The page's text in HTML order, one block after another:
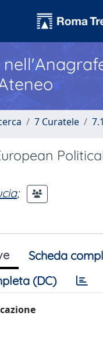
7 Curatele
;
Scheda
(DC)